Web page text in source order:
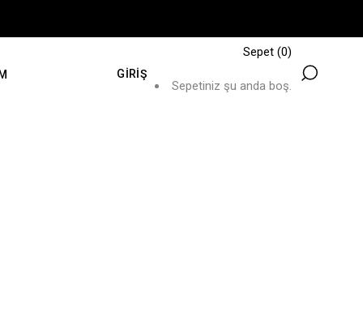
GIRIŞ
Sepet (0)
Sepetiniz şu anda boş.